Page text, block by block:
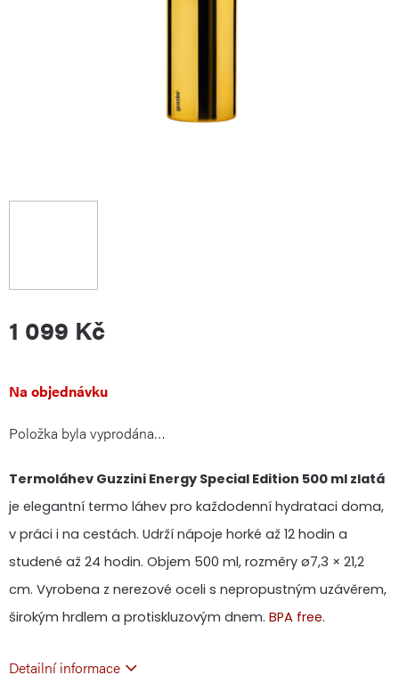
1 099 Kč
Měrná
cena:
Na objednávku
Položka byla vyprodána…
Termoláhev Guzzini Energy Special Edition 500 ml zlatá
je elegantní termo láhev pro každodenní hydrataci doma,
v práci i na cestách. Udrží nápoje horké až 12 hodin a
studené až 24 hodin. Objem 500 ml, rozměry ø7,3 × 21,2
cm. Vyrobena z nerezové oceli s nepropustným uzávěrem,
širokým hrdlem a protiskluzovým dnem. BPA free.
Detailní informace